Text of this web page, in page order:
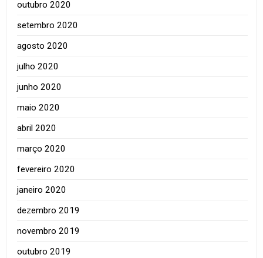
outubro 2020
setembro 2020
agosto 2020
julho 2020
junho 2020
maio 2020
abril 2020
março 2020
fevereiro 2020
janeiro 2020
dezembro 2019
novembro 2019
outubro 2019